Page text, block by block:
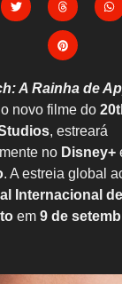
A Rainha de
o novo filme do
, estreará
no Disney+
. A estreia global
Internacional
em 9 de